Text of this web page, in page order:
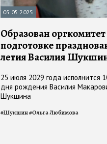
05.05.2025
Образован
подготовке
летия Василия
25 июля 2029 года исполнится
дня рождения Василия
Шукшина
#Шукшин#Ольга Любимова